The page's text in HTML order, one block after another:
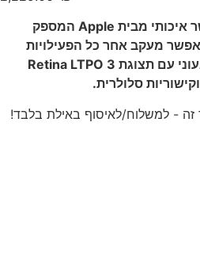
שעון חכם למדידת נתוני כושר איכותי מבית Apple המספק
מעקב אחר כל הפעילויות
שלכם במדויק, בעל מסך צבעוני עם תצוגת Retina LTPO 3
זה - למשלוח/לאיסוף באילת בלבד!